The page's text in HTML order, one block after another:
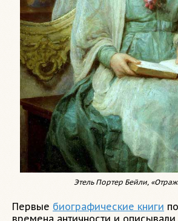
Этель Портер Бейли,
Первые биографические книги